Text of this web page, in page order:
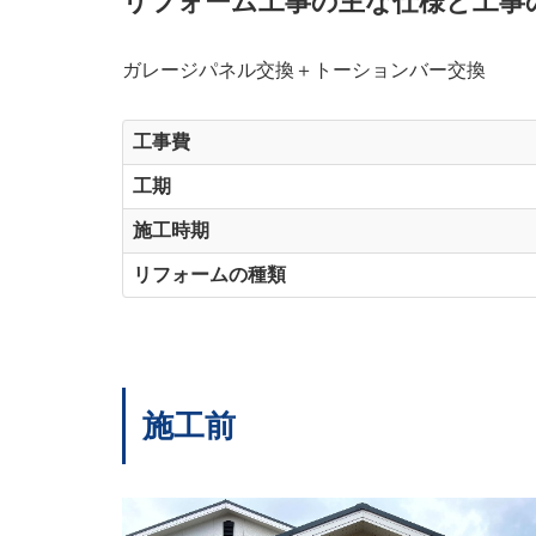
ガレージパネル交換＋トーションバー交換
工事費
工期
施工時期
リフォームの種類
施工前